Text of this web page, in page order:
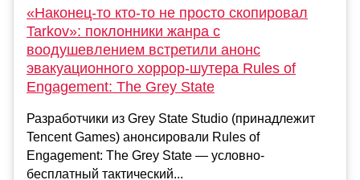
«Наконец-то кто-то не просто скопировал
Tarkov»: поклонники жанра с
воодушевлением встретили анонс
эвакуационного хоррор-шутера Rules of
Engagement: The Grey State
Разработчики из Grey State Studio (принадлежит
Tencent Games) анонсировали Rules of
Engagement: The Grey State — условно-
бесплатный тактический...